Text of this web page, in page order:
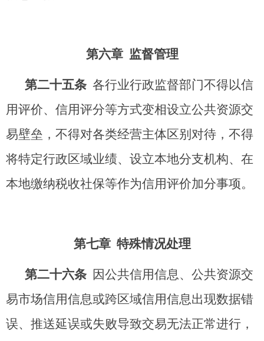
第六章 监督管理
第二十五条 各行业行政监督部门不得以信
用评价、信用评分等方式变相设立公共资源交
易壁垒，不得对各类经营主体区别对待，不得
将特定行政区域业绩、设立本地分支机构、在
本地缴纳税收社保等作为信用评价加分事项。
第七章 特殊情况处理
第二十六条 因公共信用信息、公共资源交
易市场信用信息或跨区域信用信息出现数据错
误、推送延误或失败导致交易无法正常进行，